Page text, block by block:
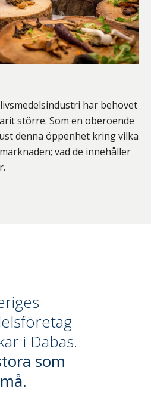
har behovet
större. Som en oberoende
denna öppenhet kring vilka
vad de innehåller
i Dabas.
som